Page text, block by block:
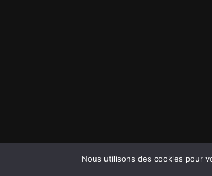
Nous utilisons des cookies pour